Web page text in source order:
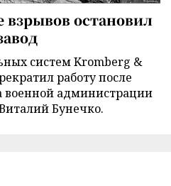
остановил
систем Kromberg &
работу после
военной администрации
Бунечко.